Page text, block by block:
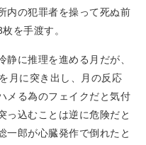
内の犯罪者を操って死ぬ前
を手渡す。
に推理を進める月だが、
月に突き出し、月の反応
メる為のフェイクだと気付
っ込むことは逆に危険だと
一郎が心臓発作で倒れたと